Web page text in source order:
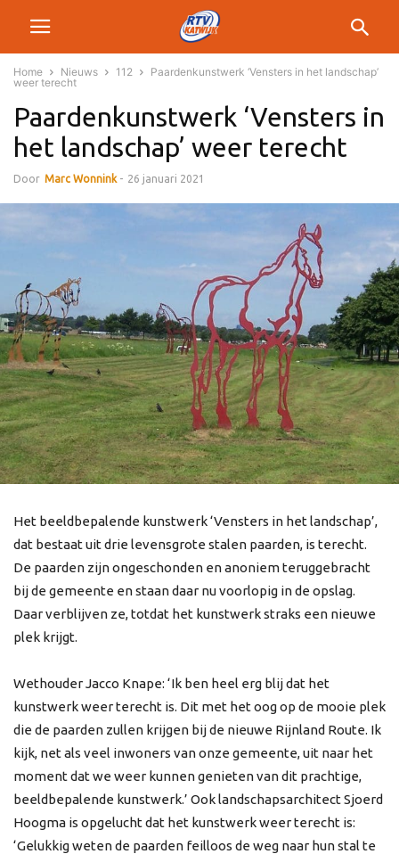
Home Nieuws 112
Paardenkunstwerk ‘Vensters in het landschap’
weer terecht
Paardenkunstwerk ‘Vensters in
het landschap’ weer terecht
Door Marc Wonnink - 26 januari 2021
Het beeldbepalende kunstwerk ‘Vensters in het landschap’,
dat bestaat uit drie levensgrote stalen paarden, is terecht.
De paarden zijn ongeschonden en anoniem teruggebracht
bij de gemeente en staan daar nu voorlopig in de opslag.
Daar verblijven ze, totdat het kunstwerk straks een nieuwe
plek krijgt.
Wethouder Jacco Knape: ‘Ik ben heel erg blij dat het
kunstwerk weer terecht is. Dit met het oog op de mooie plek
die de paarden zullen krijgen bij de nieuwe Rijnland Route. Ik
kijk, net als veel inwoners van onze gemeente, uit naar het
moment dat we weer kunnen genieten van dit prachtige,
beeldbepalende kunstwerk.’ Ook landschapsarchitect Sjoerd
Hoogma is opgelucht dat het kunstwerk weer terecht is:
‘Gelukkig weten de paarden feilloos de weg naar hun stal te